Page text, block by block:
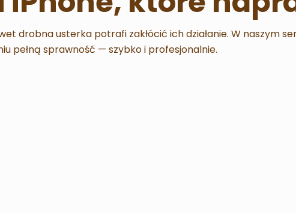
drobna usterka potrafi zakłócić ich działanie. W naszym
pełną sprawność — szybko i profesjonalnie.